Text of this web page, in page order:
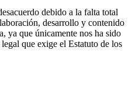
debido a la falta total
desarrollo y contenido
ya que únicamente nos ha sido
que exige el Estatuto de los